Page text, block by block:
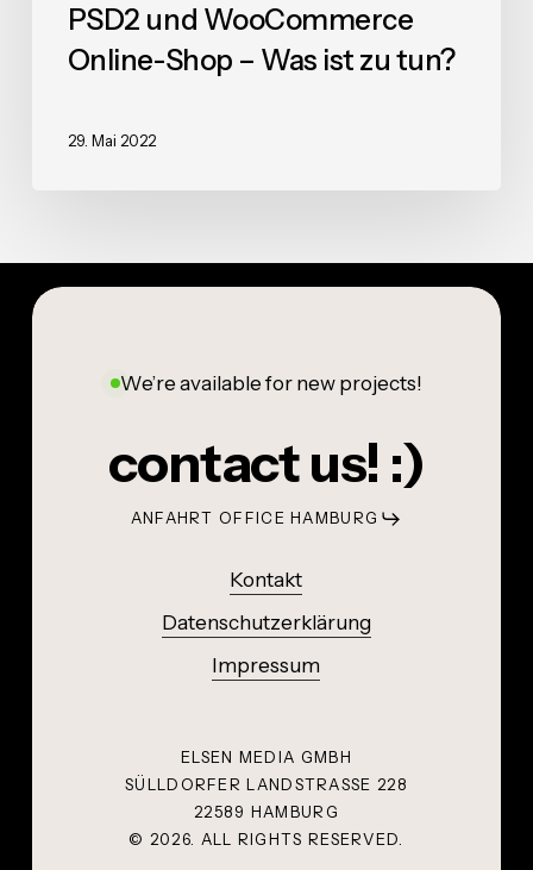
PSD2 und WooCommerce
Online-Shop – Was ist zu tun?
29. Mai 2022
We’re available for new projects!
contact us! :)
ANFAHRT OFFICE HAMBURG
Kontakt
Datenschutzerklärung
Impressum
ELSEN MEDIA GMBH
SÜLLDORFER LANDSTRASSE 228
22589 HAMBURG
© 2026. ALL RIGHTS RESERVED.